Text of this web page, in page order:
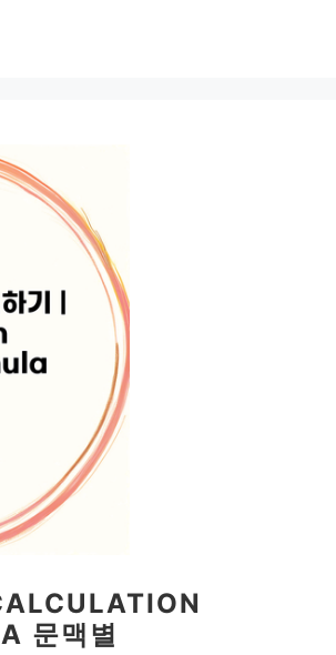
문맥별